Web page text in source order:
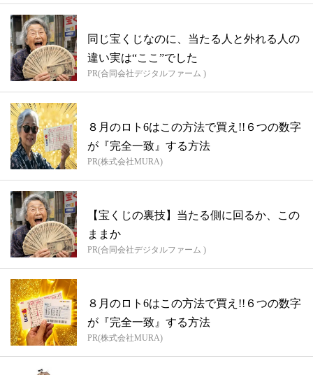
同じ宝くじなのに、当たる人と外れる人の
違い実は“ここ”でした
PR(合同会社デジタルファーム )
８月のロト6はこの方法で買え!!６つの数字
が『完全一致』する方法
PR(株式会社MURA)
【宝くじの裏技】当たる側に回るか、この
ままか
PR(合同会社デジタルファーム )
８月のロト6はこの方法で買え!!６つの数字
が『完全一致』する方法
PR(株式会社MURA)